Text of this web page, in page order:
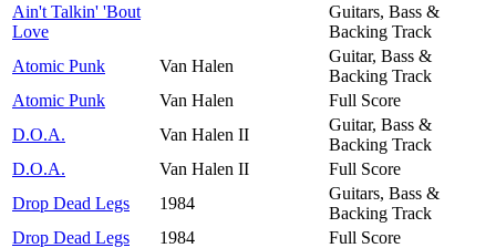
Ain't Talkin' 'Bout
Love
Guitars, Bass &
Backing Track
Atomic Punk
Van Halen
Guitar, Bass &
Backing Track
Atomic Punk
Van Halen
Full Score
D.O.A.
Van Halen II
Guitar, Bass &
Backing Track
D.O.A.
Van Halen II
Full Score
Drop Dead Legs
1984
Guitars, Bass &
Backing Track
Drop Dead Legs
1984
Full Score